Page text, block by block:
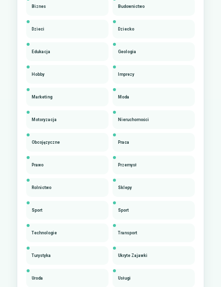
Biznes Budownictwo
Dzieci Dziecko
Edukacja Geologia
Hobby Imprezy
Marketing Moda
Motoryzacja Nieruchomości
Obcojęzyczne Praca
Prawo Przemysł
Rolnictwo Sklepy
Sport Sport
Technologie Transport
Turystyka Ukryte Zajawki
Uroda Usługi